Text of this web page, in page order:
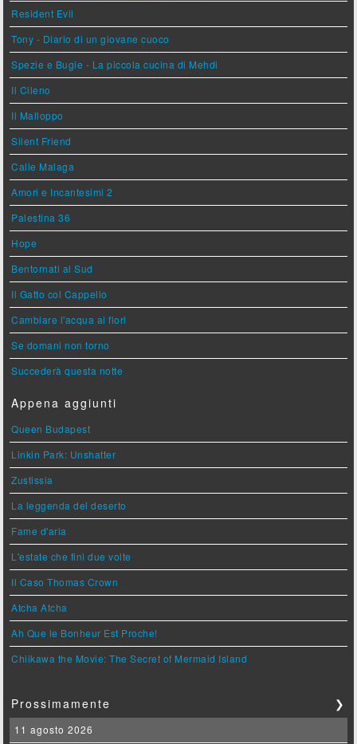
Resident Evil
Tony - Diario di un giovane cuoco
Spezie e Bugie - La piccola cucina di Mehdi
Il Cileno
Il Malloppo
Silent Friend
Calle Malaga
Amori e Incantesimi 2
Palestina 36
Hope
Bentornati al Sud
Il Gatto col Cappello
Cambiare l'acqua ai fiori
Se domani non torno
Succederà questa notte
Appena aggiunti
Queen Budapest
Linkin Park: Unshatter
Zustissia
La leggenda del deserto
Fame d'aria
L'estate che finì due volte
Il Caso Thomas Crown
Atcha Atcha
Ah Que le Bonheur Est Proche!
Chiikawa the Movie: The Secret of Mermaid Island
Prossimamente ❯
11 agosto 2026